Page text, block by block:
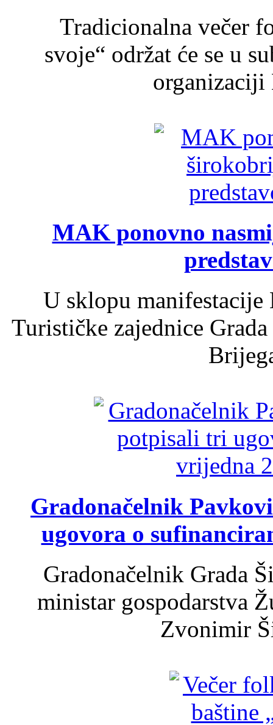
Tradicionalna večer
svoje“ održat će se u
organizaciji
MAK ponovno
U sklopu
Turističke zajednice
Gradonačelnik
ugovora o
Gradonačelnik Grada
ministar gospodarstva
Zvonimir